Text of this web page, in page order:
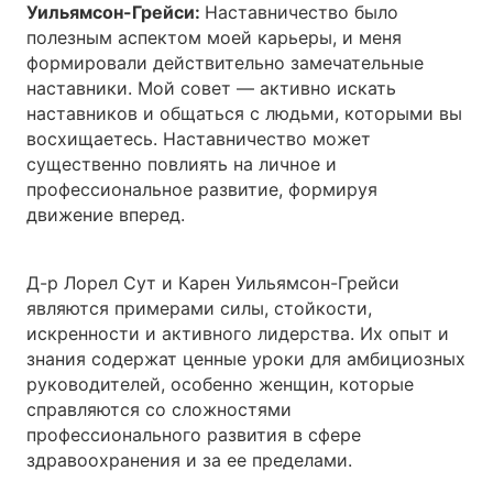
Уильямсон-Грейси: Наставничество было
полезным аспектом моей карьеры, и меня
формировали действительно замечательные
наставники. Мой совет — активно искать
наставников и общаться с людьми, которыми вы
восхищаетесь. Наставничество может
существенно повлиять на личное и
профессиональное развитие, формируя
движение вперед.
Д-р Лорел Сут и Карен Уильямсон-Грейси
являются примерами силы, стойкости,
искренности и активного лидерства. Их опыт и
знания содержат ценные уроки для амбициозных
руководителей, особенно женщин, которые
справляются со сложностями
профессионального развития в сфере
здравоохранения и за ее пределами.